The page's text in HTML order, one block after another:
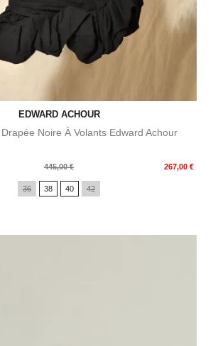
EDWARD ACHOUR
Noire À Volants Edward Achour
445,00 € 267,00 €
36 38 40 42